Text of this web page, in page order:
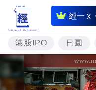
經一 x
即
時
財
經
專
題
港股IPO 日圓